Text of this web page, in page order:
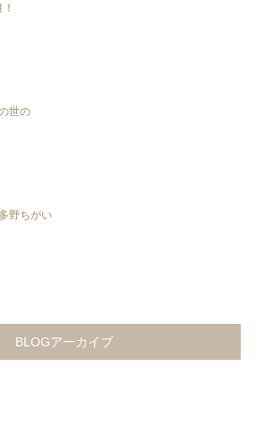
世の
野ちがい
BLOGアーカイブ